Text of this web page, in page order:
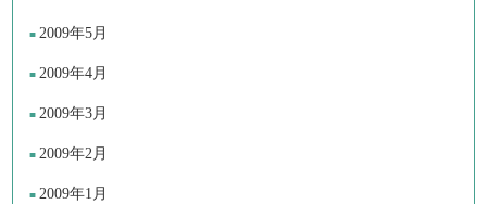
2009年5月
2009年4月
2009年3月
2009年2月
2009年1月